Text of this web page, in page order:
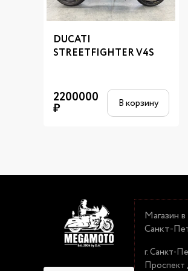
DUCATI
STREETFIGHTER V4S
2200000
₽ В корзину
Магазин
Санкт-
г. Санкт-
Проспект